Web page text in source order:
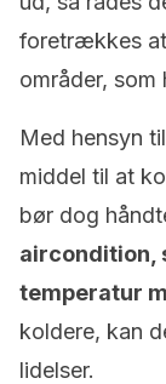
foretrækkes
områder, som
Med hensyn
middel til at
bør dog
aircondition,
temperatur
koldere, kan
lidelser.